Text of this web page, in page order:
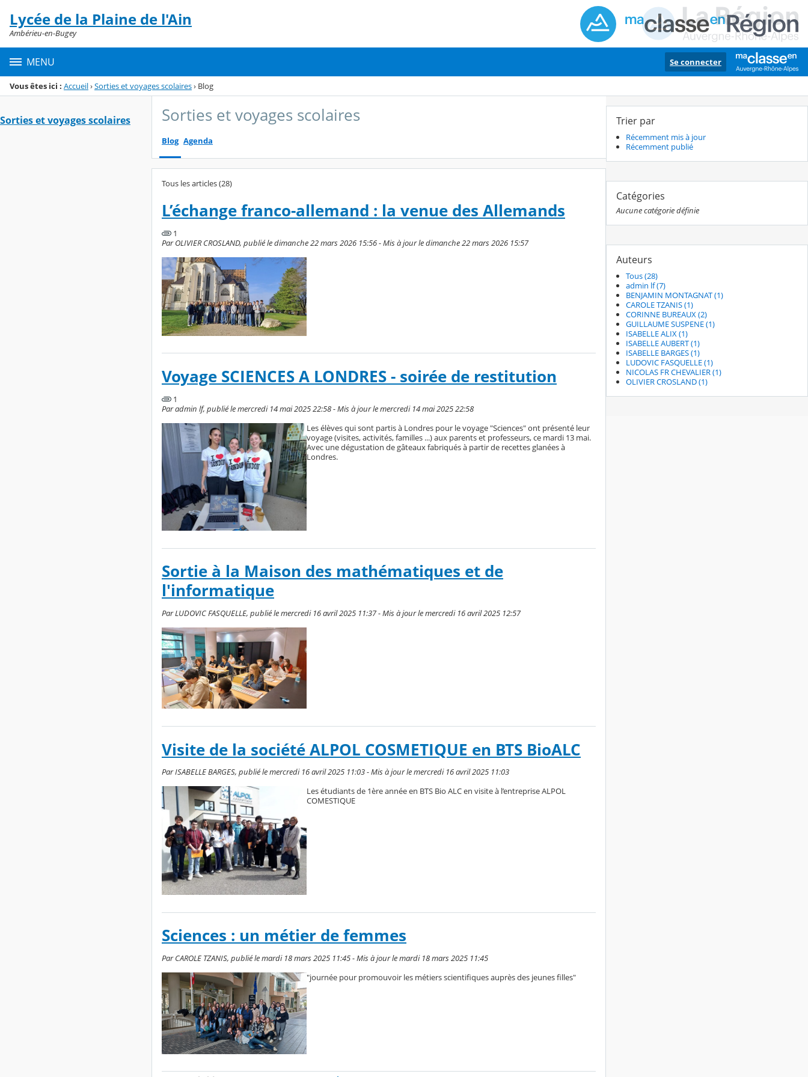
Menu de la rubrique
Contenu
Lycée de la Plaine de l'Ain
Ambérieu-en-Bugey
MENU Se connecter
Vous êtes ici : Accueil›Sorties et voyages scolaires› Blog
Sorties et voyages scolaires Sorties et voyages scolaires
Blog Agenda
Tous les articles (28)
L’échange franco-allemand : la venue des Allemands
1
Par OLIVIER CROSLAND, publié le dimanche 22 mars 2026 15:56 - Mis à jour le dimanche 22 mars 2026 15:57
Voyage SCIENCES A LONDRES - soirée de restitution
1
Par admin lf, publié le mercredi 14 mai 2025 22:58 - Mis à jour le mercredi 14 mai 2025 22:58
Les élèves qui sont partis à Londres pour le voyage "Sciences" ont présenté leur
voyage (visites, activités, familles ...) aux parents et professeurs, ce mardi 13 mai.
Avec une dégustation de gâteaux fabriqués à partir de recettes glanées à
Londres.
Sortie à la Maison des mathématiques et de
l'informatique
Par LUDOVIC FASQUELLE, publié le mercredi 16 avril 2025 11:37 - Mis à jour le mercredi 16 avril 2025 12:57
Visite de la société ALPOL COSMETIQUE en BTS BioALC
Par ISABELLE BARGES, publié le mercredi 16 avril 2025 11:03 - Mis à jour le mercredi 16 avril 2025 11:03
Les étudiants de 1ère année en BTS Bio ALC en visite à l’entreprise ALPOL
COMESTIQUE
Sciences : un métier de femmes
Par CAROLE TZANIS, publié le mardi 18 mars 2025 11:45 - Mis à jour le mardi 18 mars 2025 11:45
"journée pour promouvoir les métiers scientifiques auprès des jeunes filles"
Trier par
Récemment mis à jour
Récemment publié
Catégories
Aucune catégorie définie
Auteurs
Tous (28)
admin lf (7)
BENJAMIN MONTAGNAT (1)
CAROLE TZANIS (1)
CORINNE BUREAUX (2)
GUILLAUME SUSPENE (1)
ISABELLE ALIX (1)
ISABELLE AUBERT (1)
ISABELLE BARGES (1)
LUDOVIC FASQUELLE (1)
NICOLAS FR CHEVALIER (1)
OLIVIER CROSLAND (1)